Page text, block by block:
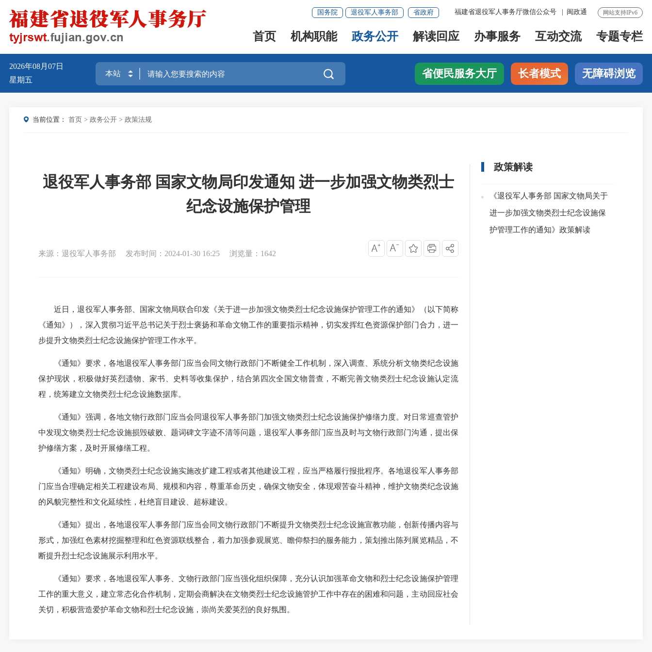
网站支持IPv6
福建省退役军人事务厅微信公众号 闽政通
国务院 退役军人事务部 省政府
首页 机构职能 政务公开 解读回应 办事服务 互动交流 专题专栏
2026年08月07日
星期五
 省便民服务大厅 长者模式 无障碍浏览
当前位置： 首页 >政务公开 >政策法规
退役军人事务部 国家文物局印发通知 进一步加强文物类烈士
纪念设施保护管理
来源：退役军人事务部 发布时间：2024-01-30 16:25 浏览量： 1642
近日，退役军人事务部、国家文物局联合印发《关于进一步加强文物类烈士纪念设施保护管理工作的通知》（以下简称
《通知》），深入贯彻习近平总书记关于烈士褒扬和革命文物工作的重要指示精神，切实发挥红色资源保护部门合力，进一
步提升文物类烈士纪念设施保护管理工作水平。
《通知》要求，各地退役军人事务部门应当会同文物行政部门不断健全工作机制，深入调查、系统分析文物类纪念设施
保护现状，积极做好英烈遗物、家书、史料等收集保护，结合第四次全国文物普查，不断完善文物类烈士纪念设施认定流
程，统筹建立文物类烈士纪念设施数据库。
《通知》强调，各地文物行政部门应当会同退役军人事务部门加强文物类烈士纪念设施保护修缮力度。对日常巡查管护
中发现文物类烈士纪念设施损毁破败、题词碑文字迹不清等问题，退役军人事务部门应当及时与文物行政部门沟通，提出保
护修缮方案，及时开展修缮工程。
《通知》明确，文物类烈士纪念设施实施改扩建工程或者其他建设工程，应当严格履行报批程序。各地退役军人事务部
门应当合理确定相关工程建设布局、规模和内容，尊重革命历史，确保文物安全，体现艰苦奋斗精神，维护文物类纪念设施
的风貌完整性和文化延续性，杜绝盲目建设、超标建设。
《通知》提出，各地退役军人事务部门应当会同文物行政部门不断提升文物类烈士纪念设施宣教功能，创新传播内容与
形式，加强红色素材挖掘整理和红色资源联线整合，着力加强参观展览、瞻仰祭扫的服务能力，策划推出陈列展览精品，不
断提升烈士纪念设施展示利用水平。
《通知》要求，各地退役军人事务、文物行政部门应当强化组织保障，充分认识加强革命文物和烈士纪念设施保护管理
工作的重大意义，建立常态化合作机制，定期会商解决在文物类烈士纪念设施管护工作中存在的困难和问题，主动回应社会
关切，积极营造爱护革命文物和烈士纪念设施，崇尚关爱英烈的良好氛围。
政策解读
《退役军人事务部 国家文物局关于
进一步加强文物类烈士纪念设施保
护管理工作的通知》政策解读